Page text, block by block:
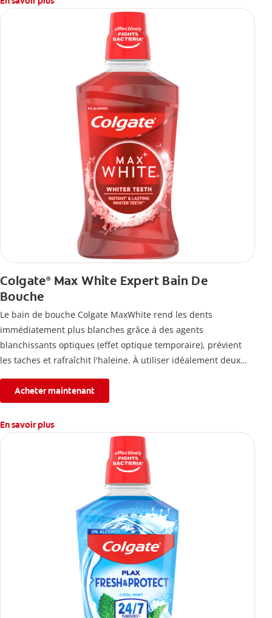
Colgate®Max White Expert Bain De
Bouche
Le bain de bouche Colgate MaxWhite rend les dents
immédiatement plus blanches grâce à des agents
blanchissants optiques (effet optique temporaire), prévient
les taches et rafraîchit l'haleine. À utiliser idéalement deux
Acheter maintenant
En savoir plus